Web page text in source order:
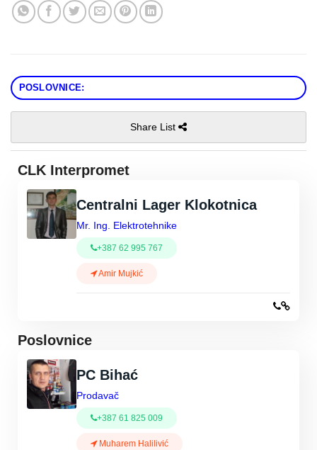
POSLOVNICE:
Share List
CLK Interpromet
Centralni Lager Klokotnica
Mr. Ing. Elektrotehnike
+387 62 995 767
Amir Mujkić
Poslovnice
PC Bihać
Prodavač
+387 61 825 009
Muharem Halilivić